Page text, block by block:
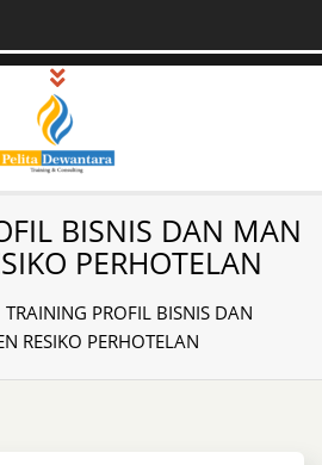
Pelatihan
Sertifikasi –
Training
Indonesia
Sertifikasi di Indonesia
BISNIS DAN MAN
PERHOTELAN
TRAINING ​PROFIL BISNIS DAN
RESIKO PERHOTELAN